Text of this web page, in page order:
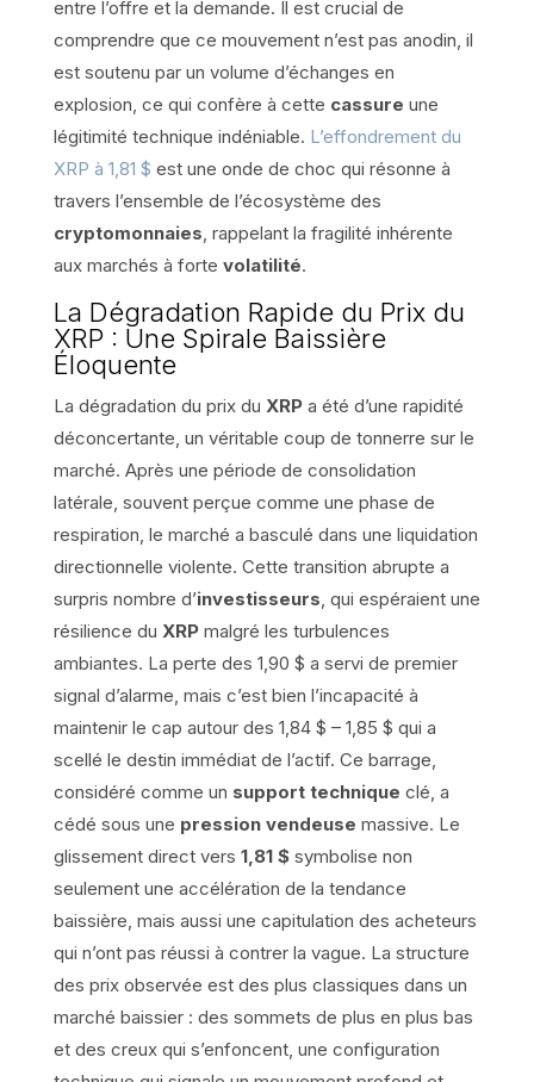
entre l’offre et la demande. Il est crucial de
comprendre que ce mouvement n’est pas anodin, il
est soutenu par un volume d’échanges en
explosion, ce qui confère à cette cassure une
légitimité technique indéniable. L’effondrement du
XRP à 1,81 $ est une onde de choc qui résonne à
travers l’ensemble de l’écosystème des
cryptomonnaies, rappelant la fragilité inhérente
aux marchés à forte volatilité.
La Dégradation Rapide du Prix du
XRP : Une Spirale Baissière
Éloquente
La dégradation du prix du XRPa été d’une rapidité
déconcertante, un véritable coup de tonnerre sur le
marché. Après une période de consolidation
latérale, souvent perçue comme une phase de
respiration, le marché a basculé dans une liquidation
directionnelle violente. Cette transition abrupte a
surpris nombre d’investisseurs, qui espéraient une
résilience du XRPmalgré les turbulences
ambiantes. La perte des 1,90 $ a servi de premier
signal d’alarme, mais c’est bien l’incapacité à
maintenir le cap autour des 1,84 $ – 1,85 $ qui a
scellé le destin immédiat de l’actif. Ce barrage,
considéré comme un support technique clé, a
cédé sous une pression vendeuse massive. Le
glissement direct vers 1,81 $symbolise non
seulement une accélération de la tendance
baissière, mais aussi une capitulation des acheteurs
qui n’ont pas réussi à contrer la vague. La structure
des prix observée est des plus classiques dans un
marché baissier : des sommets de plus en plus bas
et des creux qui s’enfoncent, une configuration